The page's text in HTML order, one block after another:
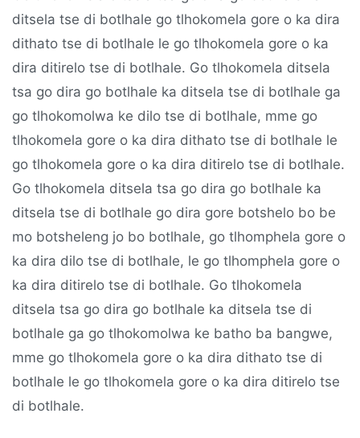
ditsela tse di botlhale go tlhokomela gore o ka dira
dithato tse di botlhale le go tlhokomela gore o ka
dira ditirelo tse di botlhale. Go tlhokomela ditsela
tsa go dira go botlhale ka ditsela tse di botlhale ga
go tlhokomolwa ke dilo tse di botlhale, mme go
tlhokomela gore o ka dira dithato tse di botlhale le
go tlhokomela gore o ka dira ditirelo tse di botlhale.
Go tlhokomela ditsela tsa go dira go botlhale ka
ditsela tse di botlhale go dira gore botshelo bo be
mo botsheleng jo bo botlhale, go tlhomphela gore o
ka dira dilo tse di botlhale, le go tlhomphela gore o
ka dira ditirelo tse di botlhale. Go tlhokomela
ditsela tsa go dira go botlhale ka ditsela tse di
botlhale ga go tlhokomolwa ke batho ba bangwe,
mme go tlhokomela gore o ka dira dithato tse di
botlhale le go tlhokomela gore o ka dira ditirelo tse
di botlhale.